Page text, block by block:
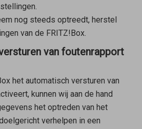
nog steeds optreedt, herstel
van de FRITZ!Box.
van foutenrapport
het automatisch versturen van
kunnen wij aan de hand
het optreden van het
verhelpen in een